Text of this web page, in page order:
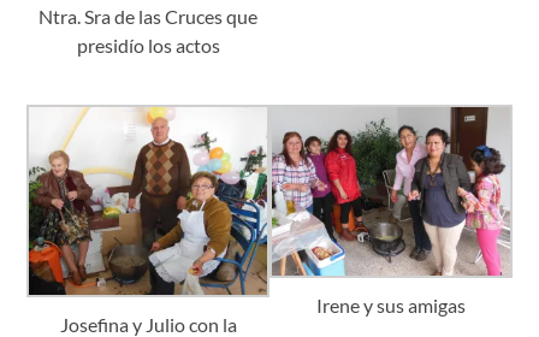
Ntra. Sra de las Cruces que
presidío los actos
Josefina y Julio con la
Irene y sus amigas